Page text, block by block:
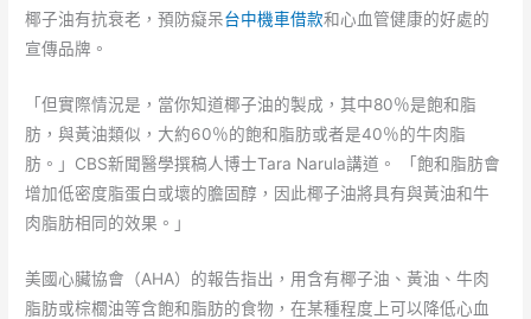
椰子油有抗衰老，預防癡呆台中機車借款和心血管健康的好處的
宣傳品牌。
「但實際情況是，當你知道椰子油的製成，其中80％是飽和脂
肪，與黃油類似，大約60％的飽和脂肪或者是40％的牛肉脂
肪。」CBS新聞醫學撰稿人博士Tara Narula講道。 「飽和脂肪會
增加低密度脂蛋白或壞的膽固醇，因此椰子油將具有與黃油和牛
肉脂肪相同的效果。」
美國心臟協會（AHA）的報告指出，用含有椰子油、黃油、牛肉
脂肪或棕櫚油等含飽和脂肪的食物，在某種程度上可以降低心血